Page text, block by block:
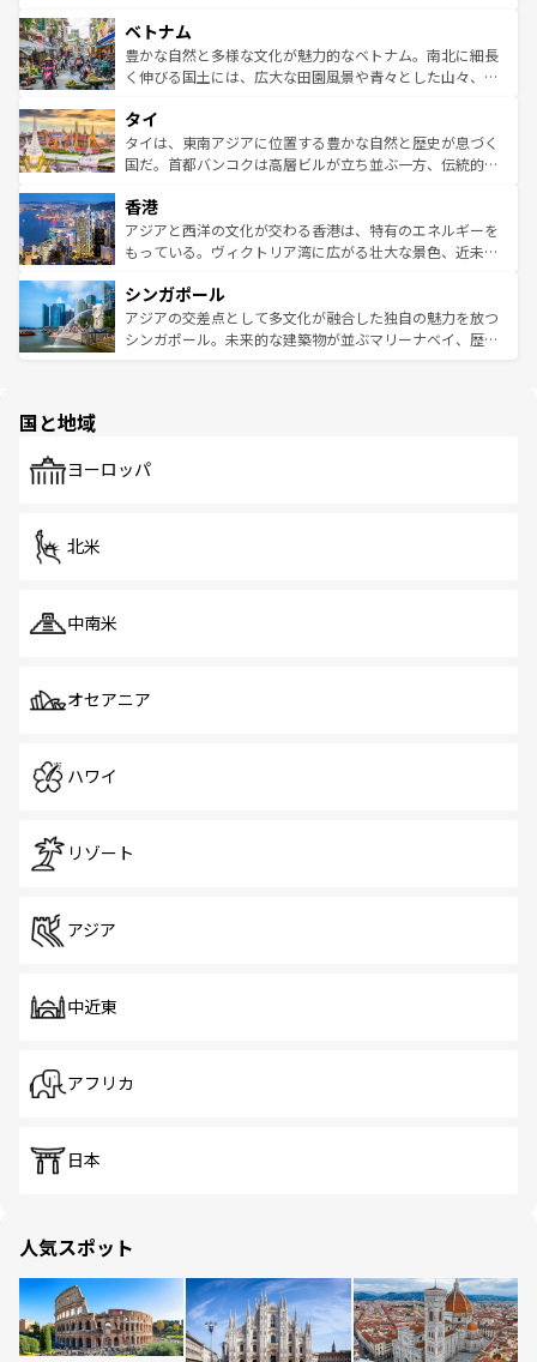
参照してほしい。
容にもいいと評判のスイーツなど、バラエティ豊かな料理
が味わえる。 なお、新着の台湾情報は コンテンツ一覧を参
照してほしい。
き、地方に足を延ばせば四季折々の自然美を楽しむことが
できる。そして、キムチや焼肉、絶品のストリートフード
まで、さまざまな韓国料理が待っている。夜には、韓国な
リティに包まれながら、韓国の多彩な魅力を心ゆくまで味
わってみてほしい。 なお、新着の韓国情報はコンテンツ一
覧を参照してほしい。
ベトナム
豊かな自然と多様な文化が魅力的なベトナム。南北に細長
く伸びる国土には、広大な田園風景や青々とした山々、世
急速な発展と共に伝統が息づく。ハノイの古い町並みやホ
ーチミン市のフランス統治時代の建物も、独特の雰囲気を
醸し出している。また、バラエティの豊かさとおいしさで
とつ。フォーやバインミー、ベトナムコーヒーなどは、ぜ
ひ現地で味わいたい。どの地域を訪れてもあたたかい人々
が旅行者を迎えてくれるので、きっと忘れられない旅にな
参照してほしい。
タイ
タイは、東南アジアに位置する豊かな自然と歴史が息づく
国だ。首都バンコクは高層ビルが立ち並ぶ一方、伝統的な
の活気が交差している。北部ではチェンマイなどの山岳地
帯で自然と触れ合い、南部ではプーケットやクラビの美し
いビーチでリゾート気分を楽しむことができる。タイ料理
激する。気候は一年中温暖で、どの季節にも異なる楽しみ
が待っている。親しみやすいタイの人々、仏教を中心とし
た文化、そして多様な観光資源が、訪れる旅人を魅了し続
香港
アジアと西洋の文化が交わる香港は、特有のエネルギーを
もっている。ヴィクトリア湾に広がる壮大な景色、近未来
み、どこを訪れても感動するはず。観光スポットが密集し
ており、効率よく見どころを回れるのも魅力。息をのむよ
うな絶景から文化的な体験まで、香港を存分に楽しみ尽く
シンガポール
アジアの交差点として多文化が融合した独自の魅力を放つ
シンガポール。未来的な建築物が並ぶマリーナベイ、歴史
で、ホーカーズは地元の風情を楽しめる外せないスポット
国と地域
ヨーロッパ
北米
中南米
オセアニア
ハワイ
リゾート
アジア
中近東
アフリカ
日本
人気スポット